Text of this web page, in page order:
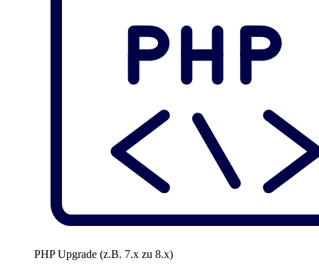
PHP Upgrade (z.B. 7.x zu 8.x)